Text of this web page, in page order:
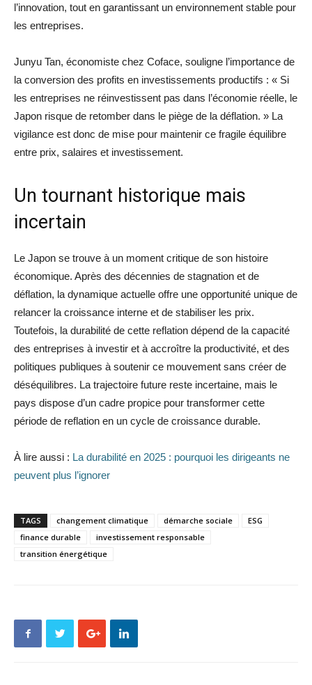
l’innovation, tout en garantissant un environnement stable pour
les entreprises.
Junyu Tan, économiste chez Coface, souligne l’importance de
la conversion des profits en investissements productifs : « Si
les entreprises ne réinvestissent pas dans l’économie réelle, le
Japon risque de retomber dans le piège de la déflation. » La
vigilance est donc de mise pour maintenir ce fragile équilibre
entre prix, salaires et investissement.
Un tournant historique mais
incertain
Le Japon se trouve à un moment critique de son histoire
économique. Après des décennies de stagnation et de
déflation, la dynamique actuelle offre une opportunité unique de
relancer la croissance interne et de stabiliser les prix.
Toutefois, la durabilité de cette reflation dépend de la capacité
des entreprises à investir et à accroître la productivité, et des
politiques publiques à soutenir ce mouvement sans créer de
déséquilibres. La trajectoire future reste incertaine, mais le
pays dispose d’un cadre propice pour transformer cette
période de reflation en un cycle de croissance durable.
À lire aussi : La durabilité en 2025 : pourquoi les dirigeants ne
peuvent plus l’ignorer
TAGS changement climatique démarche sociale
ESG
finance durable
investissement responsable
transition énergétique